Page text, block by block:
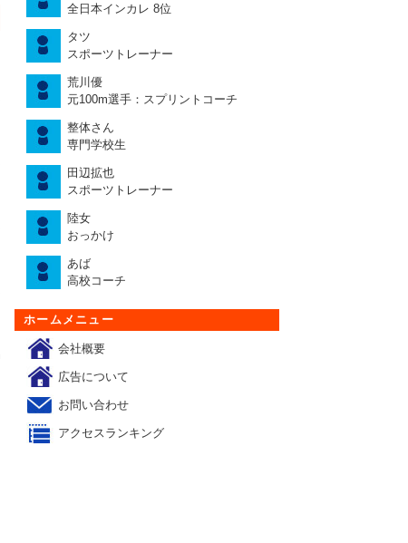
全日本インカレ 8位
タツ
スポーツトレーナー
荒川優
元100m選手：スプリントコーチ
整体さん
専門学校生
田辺拡也
スポーツトレーナー
陸女
おっかけ
あば
高校コーチ
ホームメニュー
会社概要
広告について
お問い合わせ
アクセスランキング